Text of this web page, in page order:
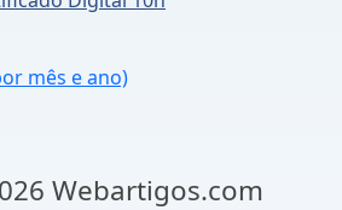
mês e ano)
Webartigos.com